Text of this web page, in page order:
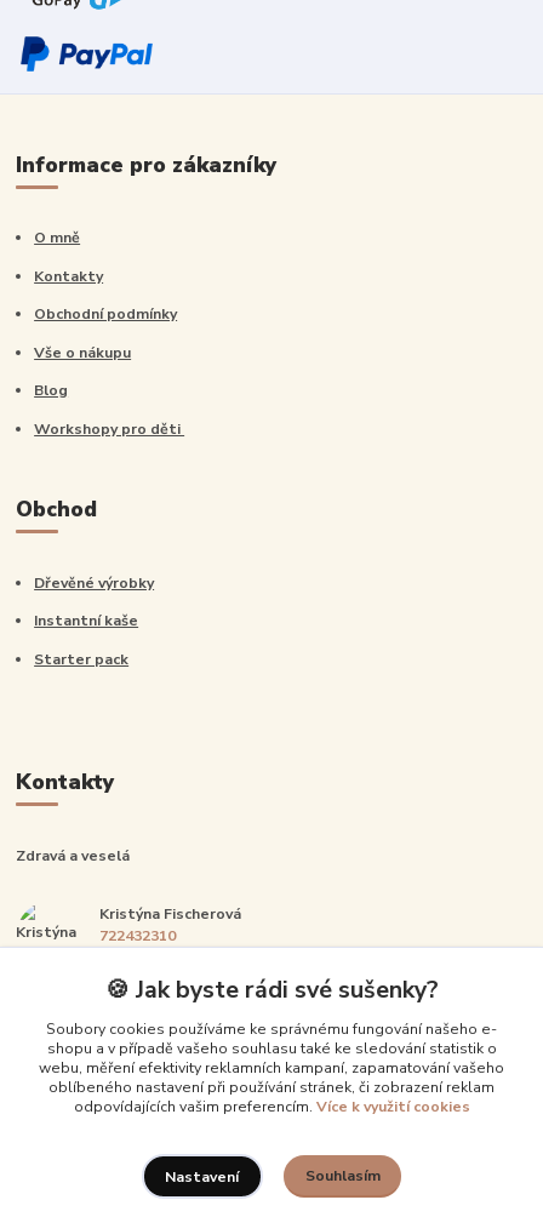
Informace pro zákazníky
O mně
Kontakty
Obchodní podmínky
Vše o nákupu
Blog
Workshopy pro děti
Obchod
Dřevěné výrobky
Instantní kaše
Starter pack
Kontakty
Zdravá a veselá
Kristýna Fischerová
722432310
info@zdravaavesela.cz
Upravit sběr cookies.
🍪 Jak byste rádi své sušenky?
Soubory cookies používáme ke správnému fungování našeho e-
shopu a v případě vašeho souhlasu také ke sledování statistik o
webu, měření efektivity reklamních kampaní, zapamatování vašeho
oblíbeného nastavení při používání stránek, či zobrazení reklam
odpovídajících vašim preferencím. Více k využití cookies
Nastavení Souhlasím